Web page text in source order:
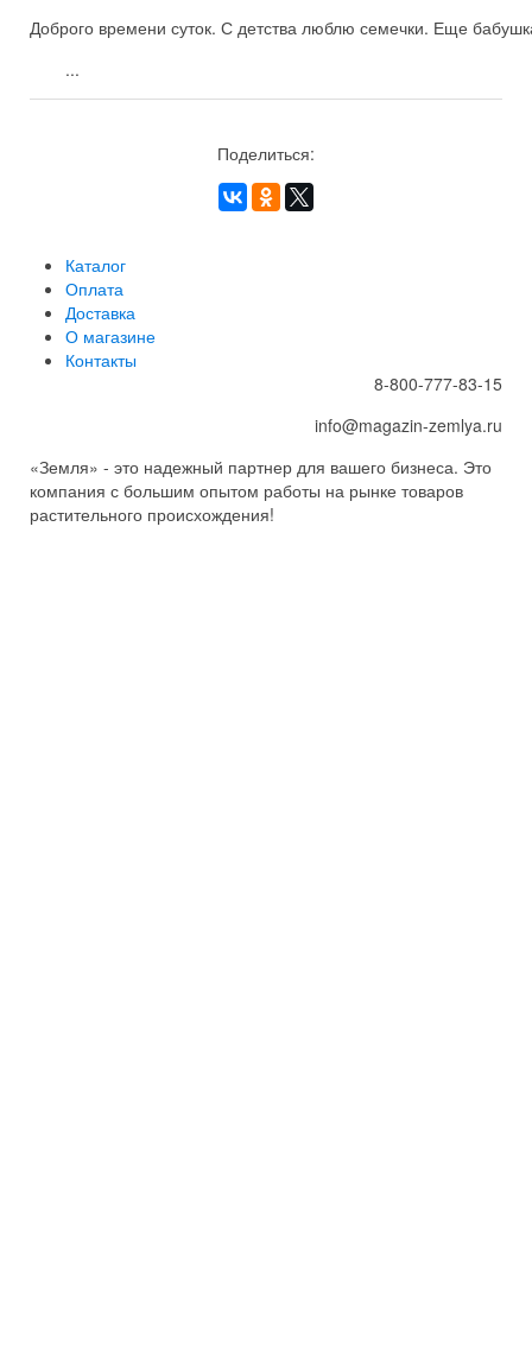
Доброго времени суток. С детства люблю семечки. Еще
...
Поделиться:
Каталог
Оплата
Доставка
О магазине
Контакты
8-800-777-83-15
info@magazin-zemlya.ru
«Земля» - это надежный партнер для вашего бизнеса. Это
компания с большим опытом работы на рынке товаров
растительного происхождения!